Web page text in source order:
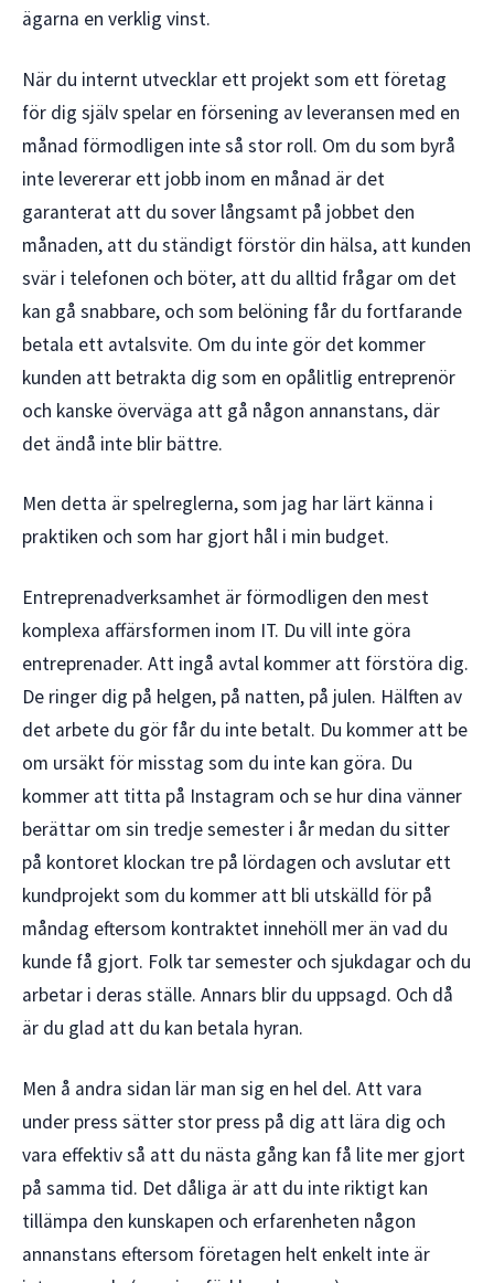
ägarna en verklig vinst.
När du internt utvecklar ett projekt som ett företag
för dig själv spelar en försening av leveransen med en
månad förmodligen inte så stor roll. Om du som byrå
inte levererar ett jobb inom en månad är det
garanterat att du sover långsamt på jobbet den
månaden, att du ständigt förstör din hälsa, att kunden
svär i telefonen och böter, att du alltid frågar om det
kan gå snabbare, och som belöning får du fortfarande
betala ett avtalsvite. Om du inte gör det kommer
kunden att betrakta dig som en opålitlig entreprenör
och kanske överväga att gå någon annanstans, där
det ändå inte blir bättre.
Men detta är spelreglerna, som jag har lärt känna i
praktiken och som har gjort hål i min budget.
Entreprenadverksamhet är förmodligen den mest
komplexa affärsformen inom IT. Du vill inte göra
entreprenader. Att ingå avtal kommer att förstöra dig.
De ringer dig på helgen, på natten, på julen. Hälften av
det arbete du gör får du inte betalt. Du kommer att be
om ursäkt för misstag som du inte kan göra. Du
kommer att titta på Instagram och se hur dina vänner
berättar om sin tredje semester i år medan du sitter
på kontoret klockan tre på lördagen och avslutar ett
kundprojekt som du kommer att bli utskälld för på
måndag eftersom kontraktet innehöll mer än vad du
kunde få gjort. Folk tar semester och sjukdagar och du
arbetar i deras ställe. Annars blir du uppsagd. Och då
är du glad att du kan betala hyran.
Men å andra sidan lär man sig en hel del. Att vara
under press sätter stor press på dig att lära dig och
vara effektiv så att du nästa gång kan få lite mer gjort
på samma tid. Det dåliga är att du inte riktigt kan
tillämpa den kunskapen och erfarenheten någon
annanstans eftersom företagen helt enkelt inte är